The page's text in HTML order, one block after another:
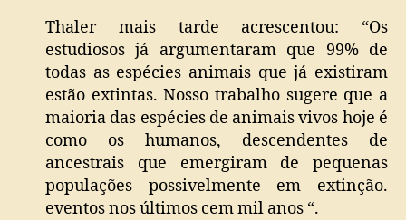
Thaler mais tarde acrescentou: “Os
estudiosos já argumentaram que 99% de
todas as espécies animais que já existiram
estão extintas. Nosso trabalho sugere que a
maioria das espécies de animais vivos hoje é
como os humanos, descendentes de
ancestrais que emergiram de pequenas
populações possivelmente em extinção.
eventos nos últimos cem mil anos “.